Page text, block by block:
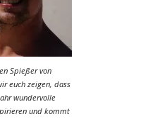
Spießer von
euch zeigen, dass
wundervolle
und kommt